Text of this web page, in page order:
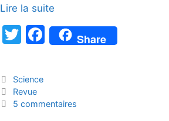
Lire la suite
T
itt
er
F
a
b
Share
Catégories
Science
Étiquettes
Revue
5 commentaires